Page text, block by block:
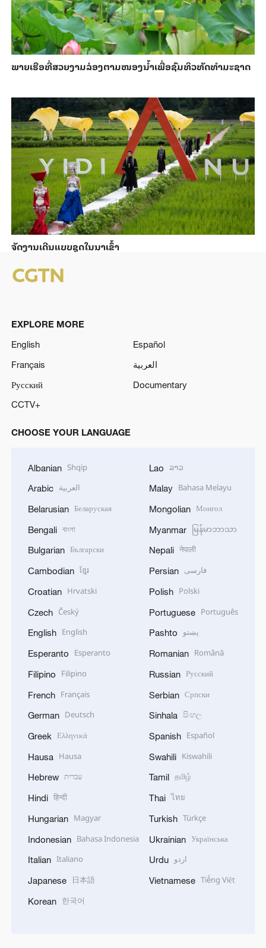
ພາຍ​ເຮືອທີ່​ສວຍ​ງາມ​ລ່ອງ​ຕາມ​​ໜອງນ້ຳ​​ເພື່ອ​ຊົມ​ທິວ​ທັດ​ທຳ​ມະ​ຊາດ
ຈັດງານເດີນແບບຊຸດໃນນາເຂົ້າ
EXPLORE MORE
English
Español
Français
العربية
Русский
Documentary
CCTV+
CHOOSE YOUR LANGUAGE
Albanian Shqip
Arabic العربية
Belarusian Беларуская
Bengali বাংলা
Bulgarian Български
Cambodian ខ្មែរ
Croatian Hrvatski
Czech Český
English English
Esperanto Esperanto
Filipino Filipino
French Français
German Deutsch
Greek Ελληνικά
Hausa Hausa
Hebrew עברית
Hindi हिन्दी
Hungarian Magyar
Indonesian Bahasa Indonesia
Italian Italiano
Japanese 日本語
Korean 한국어
Lao ລາວ
Malay Bahasa Melayu
Mongolian Монгол
Myanmar မြန်မာဘာသာ
Nepali नेपाली
Persian فارسی
Polish Polski
Portuguese Português
Pashto پښتو
Romanian Română
Russian Русский
Serbian Српски
Sinhala සිංහල
Spanish Español
Swahili Kiswahili
Tamil தமிழ்
Thai ไทย
Turkish Türkçe
Ukrainian Українська
Urdu اردو
Vietnamese Tiếng Việt